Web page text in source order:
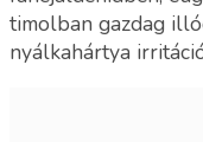
timolban gazdag
nyálkahártya